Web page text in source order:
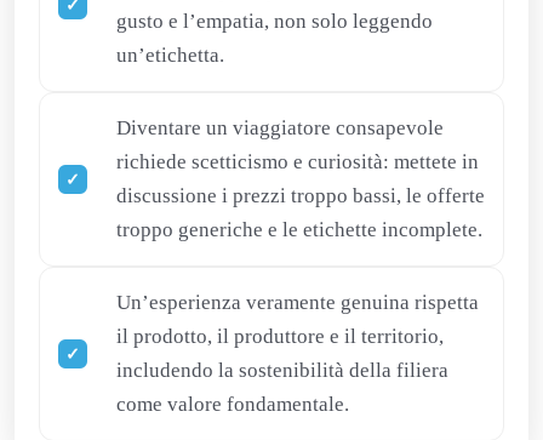
gusto e l’empatia, non solo leggendo
un’etichetta.
Diventare un viaggiatore consapevole
richiede scetticismo e curiosità: mettete in
discussione i prezzi troppo bassi, le offerte
troppo generiche e le etichette incomplete.
Un’esperienza veramente genuina rispetta
il prodotto, il produttore e il territorio,
includendo la sostenibilità della filiera
come valore fondamentale.